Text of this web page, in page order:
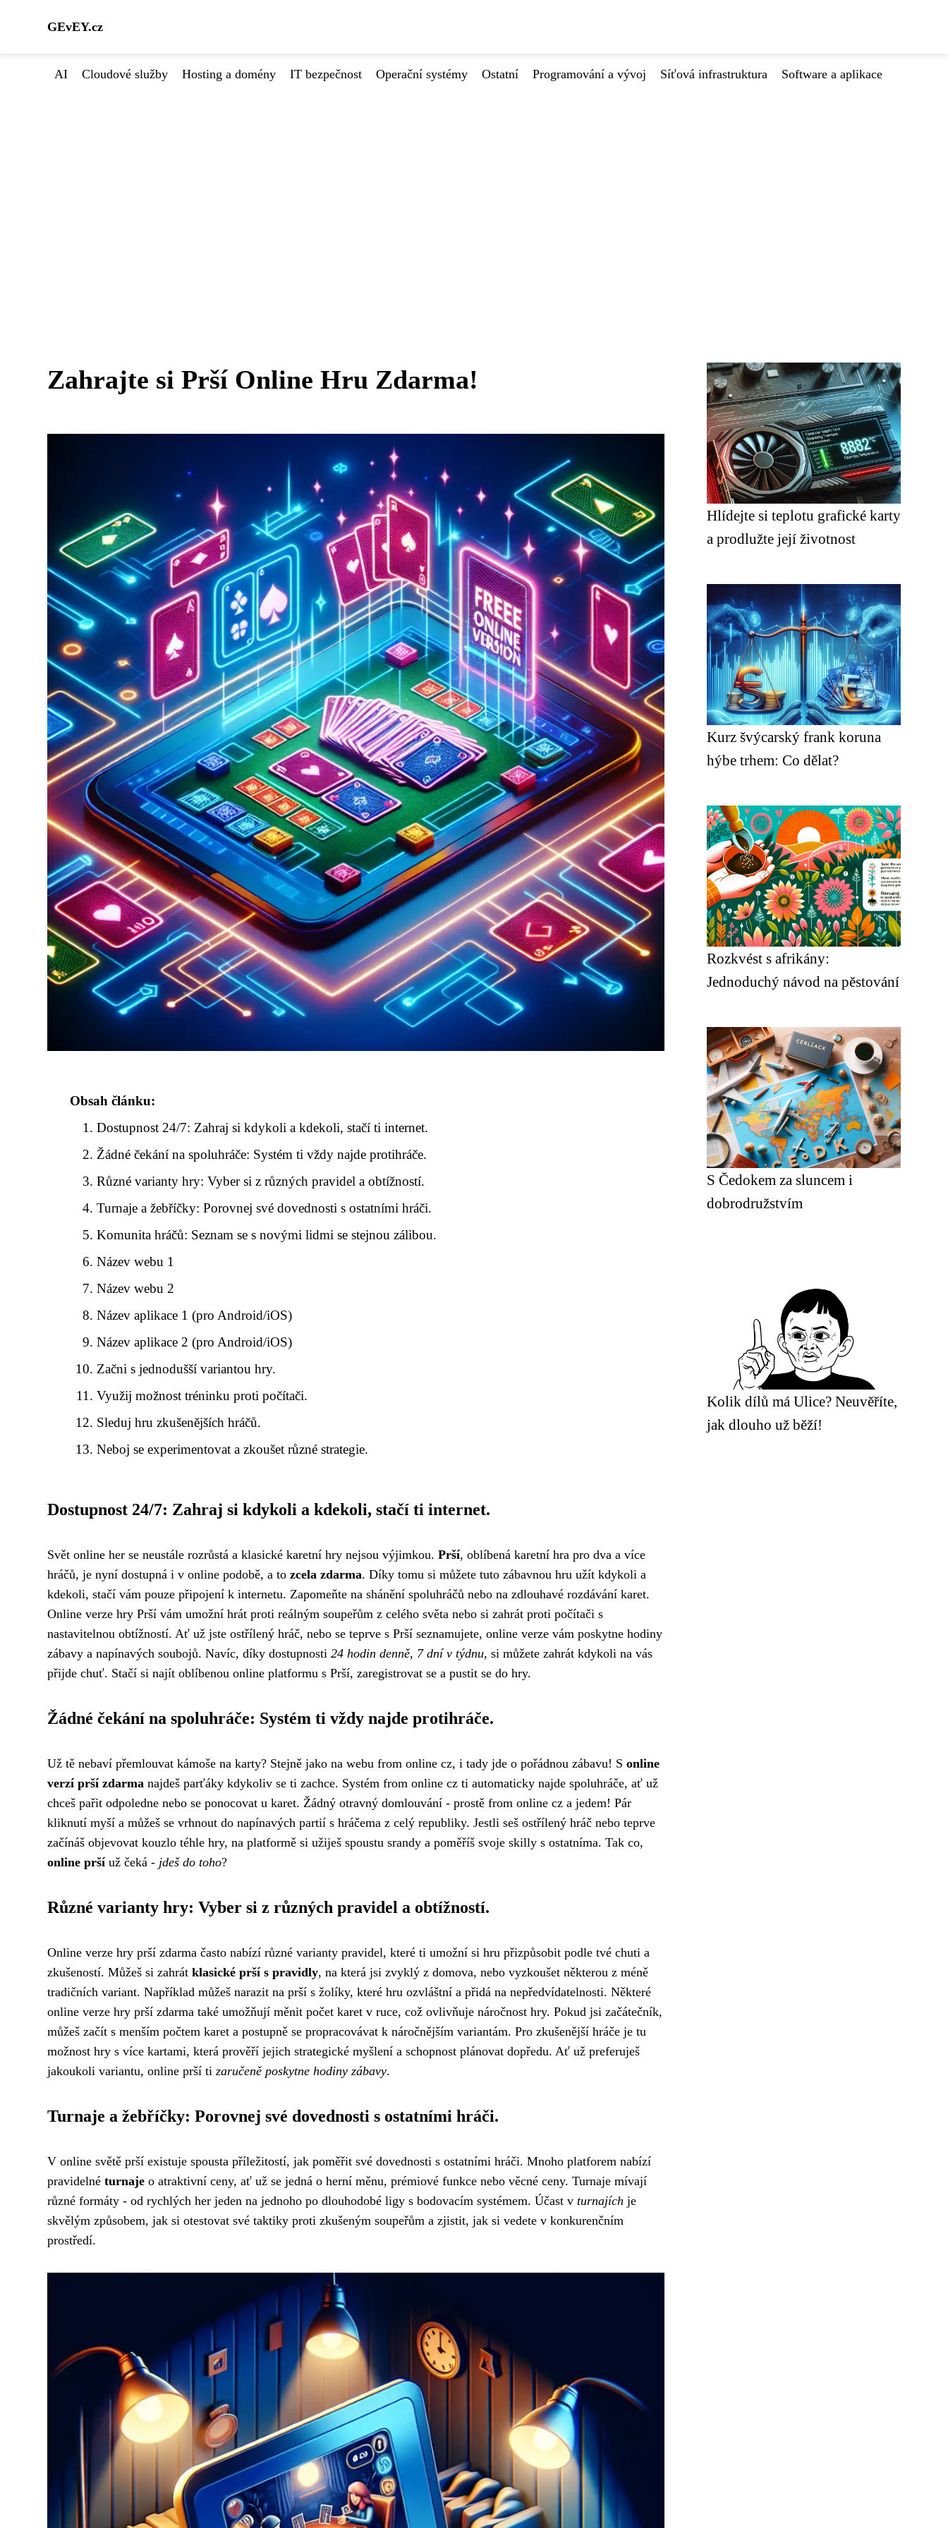
GEvEY.cz
AI Cloudové služby Hosting a domény IT bezpečnost Operační systémy Ostatní Programování a vývoj Síťová infrastruktura Software a aplikace
Zahrajte si Prší Online Hru Zdarma!
Obsah článku:
Dostupnost 24/7: Zahraj si kdykoli a kdekoli, stačí ti internet.
Žádné čekání na spoluhráče: Systém ti vždy najde protihráče.
Různé varianty hry: Vyber si z různých pravidel a obtížností.
Turnaje a žebříčky: Porovnej své dovednosti s ostatními hráči.
Komunita hráčů: Seznam se s novými lidmi se stejnou zálibou.
Název webu 1
Název webu 2
Název aplikace 1 (pro Android/iOS)
Název aplikace 2 (pro Android/iOS)
Začni s jednodušší variantou hry.
Využij možnost tréninku proti počítači.
Sleduj hru zkušenějších hráčů.
Neboj se experimentovat a zkoušet různé strategie.
Dostupnost 24/7: Zahraj si kdykoli a kdekoli, stačí ti internet.
Svět online her se neustále rozrůstá a klasické karetní hry nejsou výjimkou. Prší, oblíbená karetní hra pro dva a více
hráčů, je nyní dostupná i v online podobě, a to zcela zdarma. Díky tomu si můžete tuto zábavnou hru užít kdykoli a
kdekoli, stačí vám pouze připojení k internetu. Zapomeňte na shánění spoluhráčů nebo na zdlouhavé rozdávání karet.
Online verze hry Prší vám umožní hrát proti reálným soupeřům z celého světa nebo si zahrát proti počítači s
nastavitelnou obtížností. Ať už jste ostřílený hráč, nebo se teprve s Prší seznamujete, online verze vám poskytne hodiny
zábavy a napínavých soubojů. Navíc, díky dostupnosti 24 hodin denně, 7 dní v týdnu, si můžete zahrát kdykoli na vás
přijde chuť. Stačí si najít oblíbenou online platformu s Prší, zaregistrovat se a pustit se do hry.
Žádné čekání na spoluhráče: Systém ti vždy najde protihráče.
Už tě nebaví přemlouvat kámoše na karty? Stejně jako na webu from online cz, i tady jde o pořádnou zábavu! S online
verzí prší zdarma najdeš parťáky kdykoliv se ti zachce. Systém from online cz ti automaticky najde spoluhráče, ať už
chceš pařit odpoledne nebo se ponocovat u karet. Žádný otravný domlouvání - prostě from online cz a jedem! Pár
kliknutí myší a můžeš se vrhnout do napínavých partií s hráčema z celý republiky. Jestli seš ostřílený hráč nebo teprve
začínáš objevovat kouzlo téhle hry, na platformě si užiješ spoustu srandy a poměříš svoje skilly s ostatníma. Tak co,
online pršíuž čeká - jdeš do toho?
Různé varianty hry: Vyber si z různých pravidel a obtížností.
Online verze hry prší zdarma často nabízí různé varianty pravidel, které ti umožní si hru přizpůsobit podle tvé chuti a
zkušeností. Můžeš si zahrát klasické prší s pravidly, na která jsi zvyklý z domova, nebo vyzkoušet některou z méně
tradičních variant. Například můžeš narazit na prší s žolíky, které hru ozvláštní a přidá na nepředvídatelnosti. Některé
online verze hry prší zdarma také umožňují měnit počet karet v ruce, což ovlivňuje náročnost hry. Pokud jsi začátečník,
můžeš začít s menším počtem karet a postupně se propracovávat k náročnějším variantám. Pro zkušenější hráče je tu
možnost hry s více kartami, která prověří jejich strategické myšlení a schopnost plánovat dopředu. Ať už preferuješ
jakoukoli variantu, online prší ti zaručeně poskytne hodiny zábavy.
Turnaje a žebříčky: Porovnej své dovednosti s ostatními hráči.
V online světě prší existuje spousta příležitostí, jak poměřit své dovednosti s ostatními hráči. Mnoho platforem nabízí
pravidelné turnaje o atraktivní ceny, ať už se jedná o herní měnu, prémiové funkce nebo věcné ceny. Turnaje mívají
různé formáty - od rychlých her jeden na jednoho po dlouhodobé ligy s bodovacím systémem. Účast v turnajích je
skvělým způsobem, jak si otestovat své taktiky proti zkušeným soupeřům a zjistit, jak si vedete v konkurenčním
prostředí.
Hlídejte si teplotu grafické karty
a prodlužte její životnost
Kurz švýcarský frank koruna
hýbe trhem: Co dělat?
Rozkvést s afrikány:
Jednoduchý návod na pěstování
S Čedokem za sluncem i
dobrodružstvím
Kolik dílů má Ulice? Neuvěříte,
jak dlouho už běží!